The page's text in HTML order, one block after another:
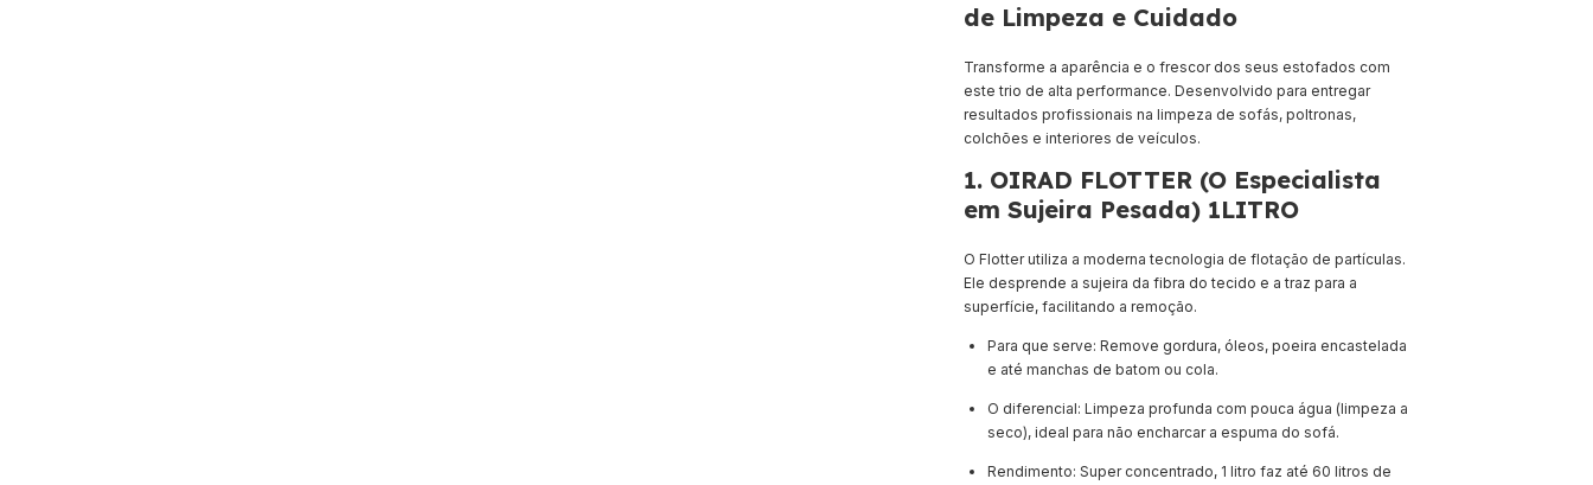
de Limpeza e Cuidado
Transforme a aparência e o frescor dos seus estofados com
este trio de alta performance. Desenvolvido para entregar
resultados profissionais na limpeza de sofás, poltronas,
colchões e interiores de veículos.
1. OIRAD FLOTTER (O Especialista
em Sujeira Pesada) 1LITRO
O Flotter utiliza a moderna tecnologia de flotação de partículas.
Ele desprende a sujeira da fibra do tecido e a traz para a
superfície, facilitando a remoção.
Para que serve: Remove gordura, óleos, poeira encastelada
e até manchas de batom ou cola.
O diferencial: Limpeza profunda com pouca água (limpeza a
seco), ideal para não encharcar a espuma do sofá.
Rendimento: Super concentrado, 1 litro faz até 60 litros de